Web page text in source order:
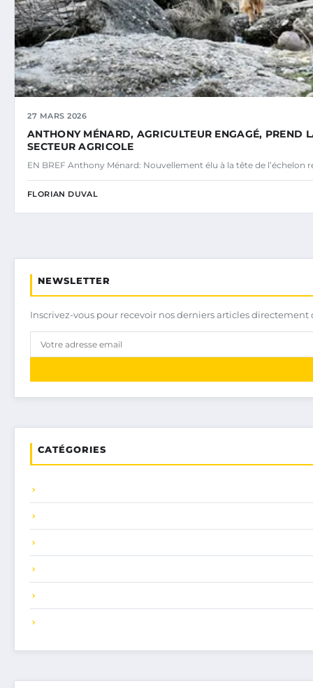
27 MARS 2026
ANTHONY MÉNARD, AGRICULTEUR ENGAGÉ, PREND
SECTEUR AGRICOLE
EN BREF Anthony Ménard: Nouvellement élu à la tête de l’échelon
FLORIAN DUVAL
NEWSLETTER
Inscrivez-vous pour recevoir nos derniers articles
CATÉGORIES